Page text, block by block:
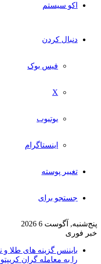
اکو سیستم
دنبال کردن
فیس بوک
X
یوتیوب
اینستاگرام
تغییر پوسته
جستجو برای
پنج‌شنبه, آگوست 6 2026
خبر فوری
بایننس گزینه های طلا و
را به معامله گران